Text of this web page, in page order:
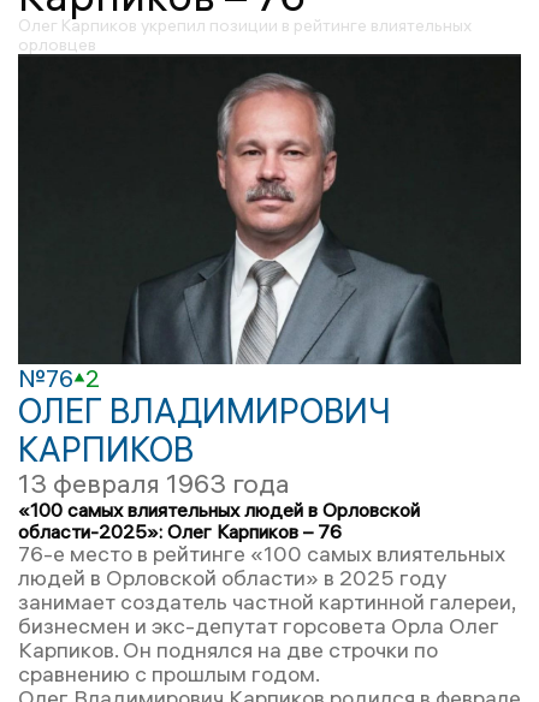
Олег Карпиков укрепил позиции в рейтинге влиятельных
орловцев
№76 2
ОЛЕГ ВЛАДИМИРОВИЧ
КАРПИКОВ
13 февраля 1963 года
«100 самых влиятельных людей в Орловской
области-2025»: Олег Карпиков – 76
76-е место в рейтинге «100 самых влиятельных
людей в Орловской области» в 2025 году
занимает создатель частной картинной галереи,
бизнесмен и экс-депутат горсовета Орла Олег
Карпиков. Он поднялся на две строчки по
сравнению с прошлым годом.